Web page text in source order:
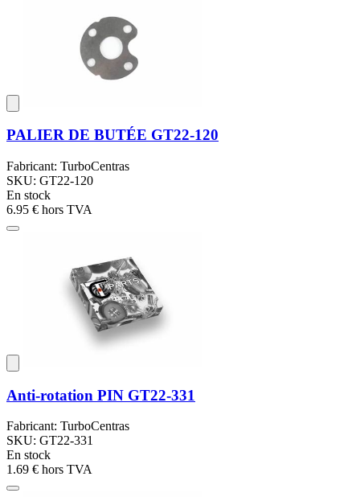
PALIER DE BUTÉE GT22-120
Fabricant: TurboCentras
SKU: GT22-120
En stock
6.95 € hors TVA
Anti-rotation PIN GT22-331
Fabricant: TurboCentras
SKU: GT22-331
En stock
1.69 € hors TVA